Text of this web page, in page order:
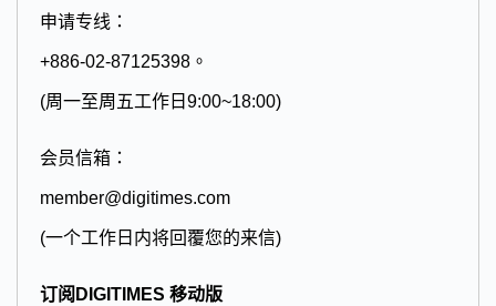
申请专线：
+886-02-87125398。
(周一至周五工作日9:00~18:00)
会员信箱：
member@digitimes.com
(一个工作日内将回覆您的来信)
订阅DIGITIMES 移动版